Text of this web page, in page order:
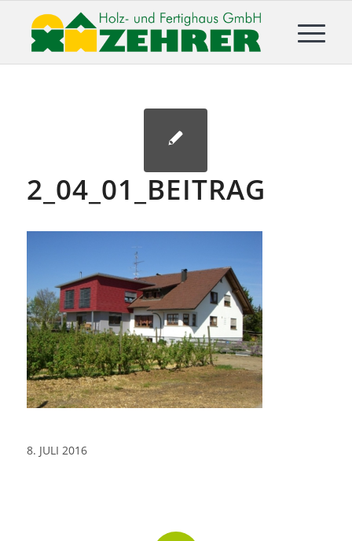
2_04_01_BEITRAG
8. JULI 2016